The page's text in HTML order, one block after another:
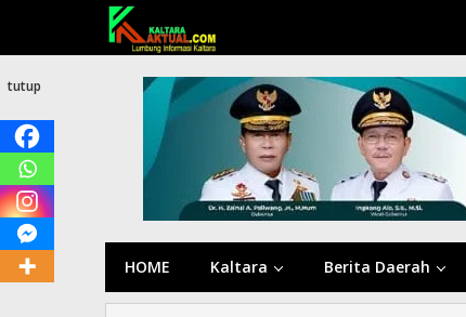
konten
HOME Kaltara Berita Daerah
tutup